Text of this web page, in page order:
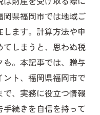
県福岡市では地域ご
ます。計算方法や申
しまうと、思わぬ税
。本記事では、贈与
ト、福岡県福岡市で
、実務に役立つ情報
続きを自信を持って